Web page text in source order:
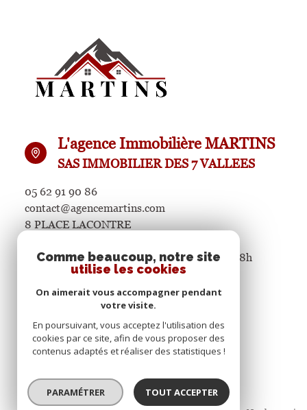
L'agence Immobilière MARTINS
SAS IMMOBILIER DES 7 VALLEES
05 62 91 90 86
contact@agencemartins.com
8 PLACE LACONTRE
Du lundi au samedi de 9h à 12h et de 14h à 18h
Restons connectés
Comme beaucoup, notre site
utilise les cookies
On aimerait vous accompagner pendant
votre visite.
En poursuivant, vous acceptez l'utilisation des
cookies par ce site, afin de vous proposer des
contenus adaptés et réaliser des statistiques !
PARAMÉTRER TOUT ACCEPTER